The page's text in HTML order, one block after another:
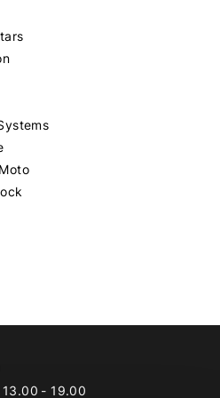
13.00 - 19.00